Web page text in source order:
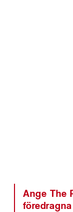
Ange The